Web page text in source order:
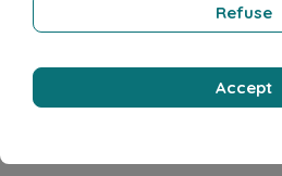
Refuse
Accept